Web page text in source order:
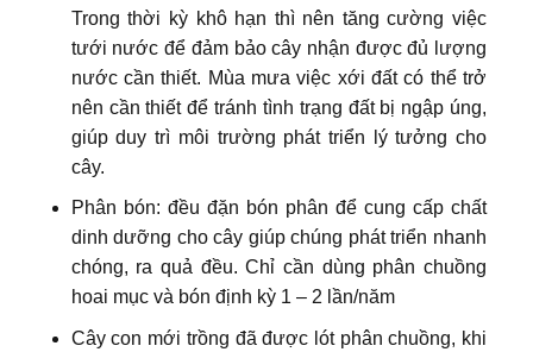
Trong thời kỳ khô hạn thì nên tăng cường việc
tưới nước để đảm bảo cây nhận được đủ lượng
nước cần thiết. Mùa mưa việc xới đất có thể trở
nên cần thiết để tránh tình trạng đất bị ngập úng,
giúp duy trì môi trường phát triển lý tưởng cho
cây.
Phân bón: đều đặn bón phân để cung cấp chất
dinh dưỡng cho cây giúp chúng phát triển nhanh
chóng, ra quả đều. Chỉ cần dùng phân chuồng
hoai mục và bón định kỳ 1 – 2 lần/năm
Cây con mới trồng đã được lót phân chuồng, khi